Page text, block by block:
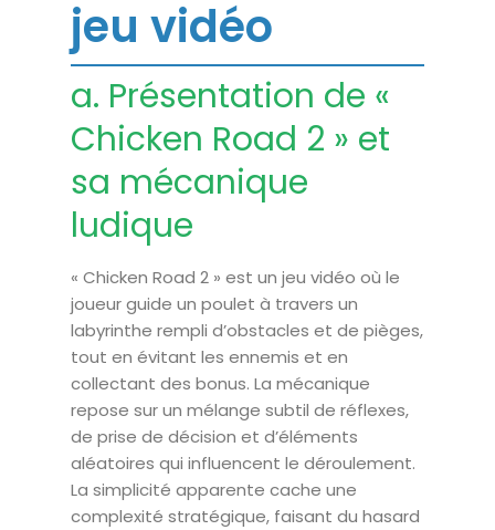
jeu vidéo
a. Présentation de «
Chicken Road 2 » et
sa mécanique
ludique
« Chicken Road 2 » est un jeu vidéo où le
joueur guide un poulet à travers un
labyrinthe rempli d’obstacles et de pièges,
tout en évitant les ennemis et en
collectant des bonus. La mécanique
repose sur un mélange subtil de réflexes,
de prise de décision et d’éléments
aléatoires qui influencent le déroulement.
La simplicité apparente cache une
complexité stratégique, faisant du hasard